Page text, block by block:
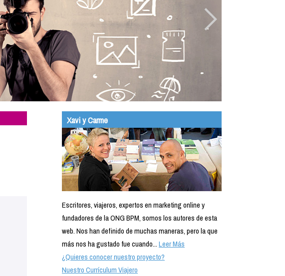
Xavi y Carme
Escritores, viajeros, expertos en marketing online y
fundadores de la ONG BPM, somos los autores de esta
web. Nos han definido de muchas maneras, pero la que
más nos ha gustado fue cuando...Leer Más
¿Quieres conocer nuestro proyecto?
Nuestro Currículum Viajero